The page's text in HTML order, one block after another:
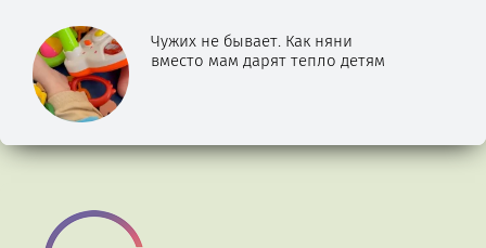
Чужих не бывает. Как няни
вместо мам дарят тепло детям